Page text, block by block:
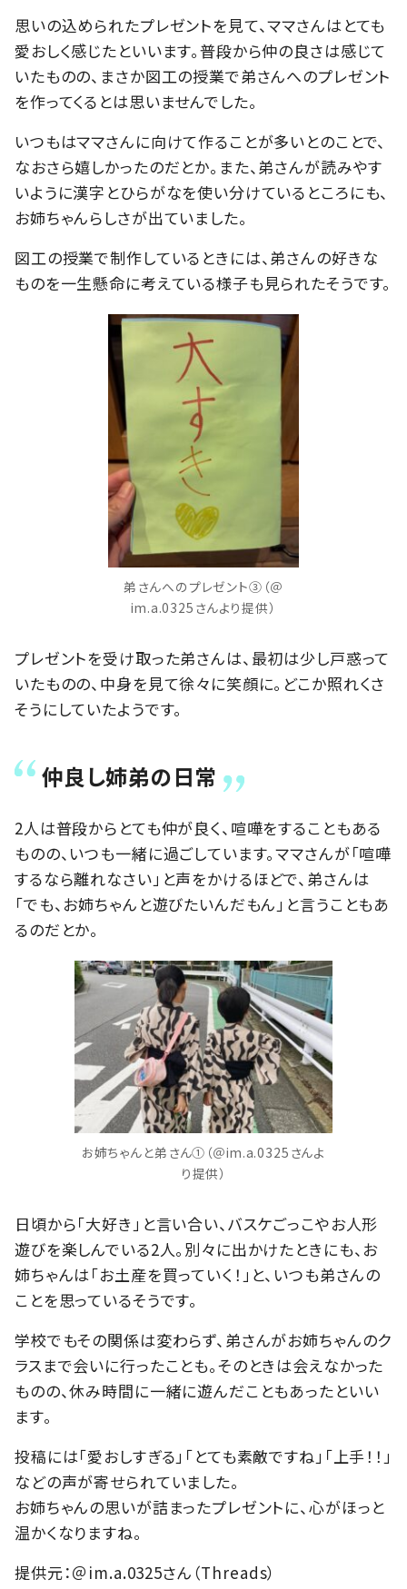
思いの込められたプレゼントを見て、ママさんはとても
愛おしく感じたといいます。普段から仲の良さは感じて
いたものの、まさか図工の授業で弟さんへのプレゼント
を作ってくるとは思いませんでした。
いつもはママさんに向けて作ることが多いとのことで、
なおさら嬉しかったのだとか。また、弟さんが読みやす
いように漢字とひらがなを使い分けているところにも、
お姉ちゃんらしさが出ていました。
図工の授業で制作しているときには、弟さんの好きな
ものを一生懸命に考えている様子も見られたそうです。
弟さんへのプレゼント③（＠
im.a.0325さんより提供）
プレゼントを受け取った弟さんは、最初は少し戸惑って
いたものの、中身を見て徐々に笑顔に。どこか照れくさ
そうにしていたようです。
仲良し姉弟の日常
2人は普段からとても仲が良く、喧嘩をすることもある
ものの、いつも一緒に過ごしています。ママさんが「喧嘩
するなら離れなさい」と声をかけるほどで、弟さんは
「でも、お姉ちゃんと遊びたいんだもん」と言うこともあ
るのだとか。
お姉ちゃんと弟さん①（＠im.a.0325さんよ
り提供）
日頃から「大好き」と言い合い、バスケごっこやお人形
遊びを楽しんでいる2人。別々に出かけたときにも、お
姉ちゃんは「お土産を買っていく！」と、いつも弟さんの
ことを思っているそうです。
学校でもその関係は変わらず、弟さんがお姉ちゃんのク
ラスまで会いに行ったことも。そのときは会えなかった
ものの、休み時間に一緒に遊んだこともあったといい
ます。
投稿には「愛おしすぎる」「とても素敵ですね」「上手！！」
などの声が寄せられていました。
お姉ちゃんの思いが詰まったプレゼントに、心がほっと
温かくなりますね。
提供元：＠im.a.0325さん（Threads）